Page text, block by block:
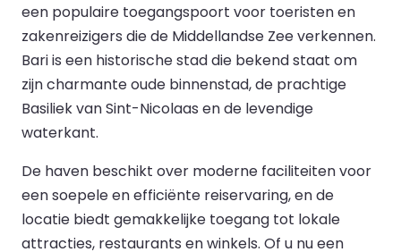
een populaire toegangspoort voor toeristen en
zakenreizigers die de Middellandse Zee verkennen.
Bari is een historische stad die bekend staat om
zijn charmante oude binnenstad, de prachtige
Basiliek van Sint-Nicolaas en de levendige
waterkant.
De haven beschikt over moderne faciliteiten voor
een soepele en efficiënte reiservaring, en de
locatie biedt gemakkelijke toegang tot lokale
attracties, restaurants en winkels. Of u nu een